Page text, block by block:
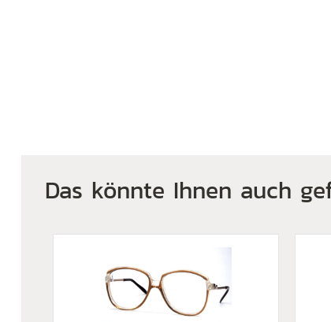
Das könnte Ihnen auch